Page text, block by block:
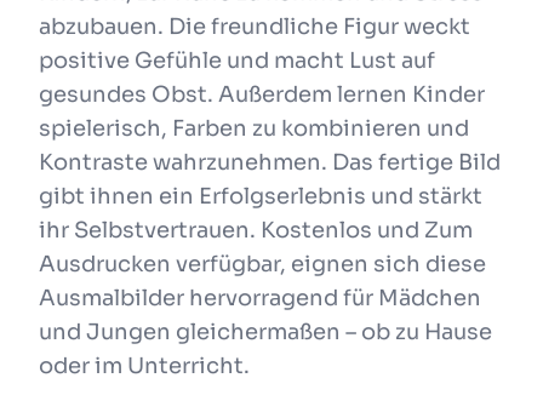
abzubauen. Die freundliche Figur weckt
positive Gefühle und macht Lust auf
gesundes Obst. Außerdem lernen Kinder
spielerisch, Farben zu kombinieren und
Kontraste wahrzunehmen. Das fertige Bild
gibt ihnen ein Erfolgserlebnis und stärkt
ihr Selbstvertrauen. Kostenlos und Zum
Ausdrucken verfügbar, eignen sich diese
Ausmalbilder hervorragend für Mädchen
und Jungen gleichermaßen – ob zu Hause
oder im Unterricht.